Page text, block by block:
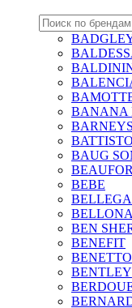
BANANA
BAUG
BEBE
BELLONA
BEN
BENEFIT
BENTLEY